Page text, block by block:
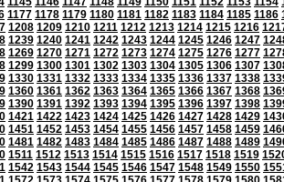
1177 1178 1179 1180 1181 1182 1183 1184 1185 1186
1208 1209 1210 1211 1212 1213 1214 1215 1216
1239 1240 1241 1242 1243 1244 1245 1246 1247
1269 1270 1271 1272 1273 1274 1275 1276 1277
1299 1300 1301 1302 1303 1304 1305 1306 1307
1330 1331 1332 1333 1334 1335 1336 1337 1338
1360 1361 1362 1363 1364 1365 1366 1367 1368
1390 1391 1392 1393 1394 1395 1396 1397 1398
1421 1422 1423 1424 1425 1426 1427 1428 1429
1451 1452 1453 1454 1455 1456 1457 1458 1459
1481 1482 1483 1484 1485 1486 1487 1488 1489
1511 1512 1513 1514 1515 1516 1517 1518 1519
1542 1543 1544 1545 1546 1547 1548 1549 1550